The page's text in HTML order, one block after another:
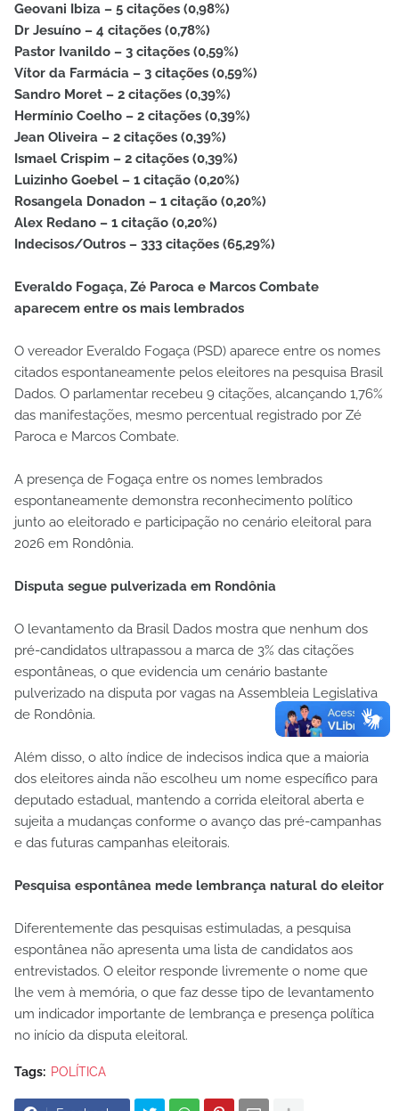
Geovani Ibiza – 5 citações (0,98%)
Dr Jesuíno – 4 citações (0,78%)
Pastor Ivanildo – 3 citações (0,59%)
Vítor da Farmácia – 3 citações (0,59%)
Sandro Moret – 2 citações (0,39%)
Hermínio Coelho – 2 citações (0,39%)
Jean Oliveira – 2 citações (0,39%)
Ismael Crispim – 2 citações (0,39%)
Luizinho Goebel – 1 citação (0,20%)
Rosangela Donadon – 1 citação (0,20%)
Alex Redano – 1 citação (0,20%)
Indecisos/Outros – 333 citações (65,29%)
Everaldo Fogaça, Zé Paroca e Marcos Combate
aparecem entre os mais lembrados
O vereador Everaldo Fogaça (PSD) aparece entre os nomes
citados espontaneamente pelos eleitores na pesquisa Brasil
Dados. O parlamentar recebeu 9 citações, alcançando 1,76%
das manifestações, mesmo percentual registrado por Zé
Paroca e Marcos Combate.
A presença de Fogaça entre os nomes lembrados
espontaneamente demonstra reconhecimento político
junto ao eleitorado e participação no cenário eleitoral para
2026 em Rondônia.
Disputa segue pulverizada em Rondônia
O levantamento da Brasil Dados mostra que nenhum dos
pré-candidatos ultrapassou a marca de 3% das citações
espontâneas, o que evidencia um cenário bastante
pulverizado na disputa por vagas na Assembleia Legislativa
de Rondônia.
Além disso, o alto índice de indecisos indica que a maioria
dos eleitores ainda não escolheu um nome específico para
deputado estadual, mantendo a corrida eleitoral aberta e
sujeita a mudanças conforme o avanço das pré-campanhas
e das futuras campanhas eleitorais.
Pesquisa espontânea mede lembrança natural do eleitor
Diferentemente das pesquisas estimuladas, a pesquisa
espontânea não apresenta uma lista de candidatos aos
entrevistados. O eleitor responde livremente o nome que
lhe vem à memória, o que faz desse tipo de levantamento
um indicador importante de lembrança e presença política
no início da disputa eleitoral.
Tags: POLÍTICA